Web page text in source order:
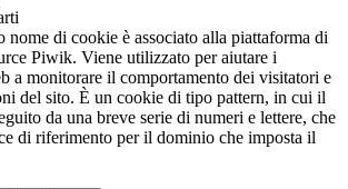
nome di cookie è associato alla piattaforma di
Piwik. Viene utilizzato per aiutare i
a monitorare il comportamento dei visitatori e
del sito. È un cookie di tipo pattern, in cui il
da una breve serie di numeri e lettere, che
di riferimento per il dominio che imposta il